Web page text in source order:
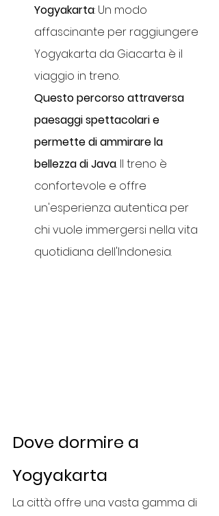
Yogyakarta: Un modo
affascinante per raggiungere
Yogyakarta da Giacarta è il
viaggio in treno.
Questo percorso attraversa
paesaggi spettacolari e
permette di ammirare la
bellezza di Java. Il treno è
confortevole e offre
un'esperienza autentica per
chi vuole immergersi nella vita
quotidiana dell'Indonesia.
Dove dormire a
Yogyakarta
La città offre una vasta gamma di